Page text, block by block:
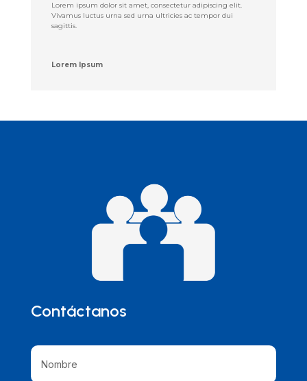
Lorem ipsum dolor sit amet, consectetur adipiscing elit.
Vivamus luctus urna sed urna ultricies ac tempor dui
sagittis.
Lorem Ipsum
Contáctanos